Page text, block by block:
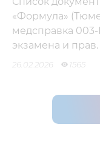
«Формула»
медсправка
экзамена и прав.
26.02.2026 1565